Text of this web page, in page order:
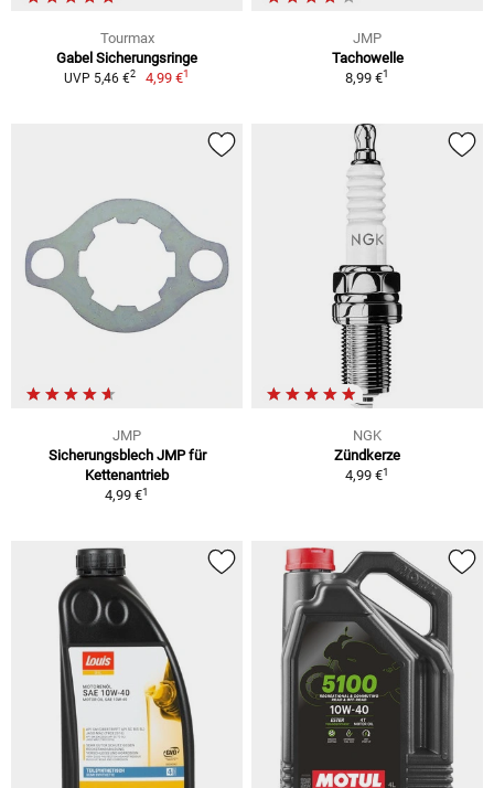
Tourmax
Gabel Sicherungsringe
UVP 5,46 €2 4,99 €1
JMP
Tachowelle
8,99 €1
JMP
Sicherungsblech JMP für
Kettenantrieb
4,99 €1
NGK
Zündkerze
4,99 €1